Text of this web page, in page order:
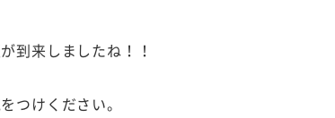
到来しましたね！！
つけください。